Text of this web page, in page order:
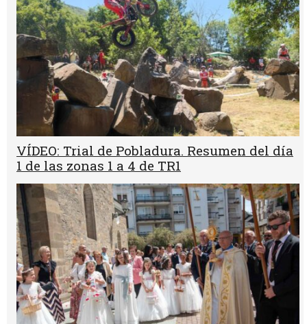
VÍDEO: Trial de Pobladura. Resumen del día
1 de las zonas 1 a 4 de TR1